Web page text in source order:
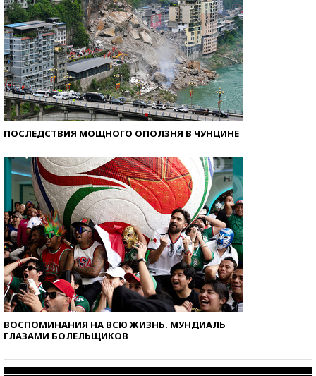
ПОСЛЕДСТВИЯ МОЩНОГО ОПОЛЗНЯ В ЧУНЦИНЕ
ВОСПОМИНАНИЯ НА ВСЮ ЖИЗНЬ. МУНДИАЛЬ
ГЛАЗАМИ БОЛЕЛЬЩИКОВ